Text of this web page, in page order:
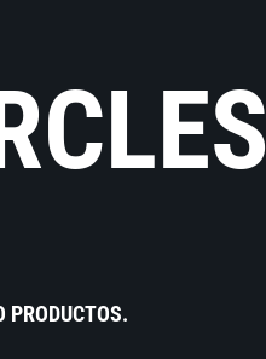
PRODUCTOS.